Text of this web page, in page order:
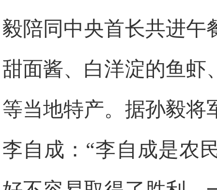
毅陪同中央首长共进午
甜面酱、白洋淀的鱼虾
等当地特产。据孙毅将
李自成：“李自成是农